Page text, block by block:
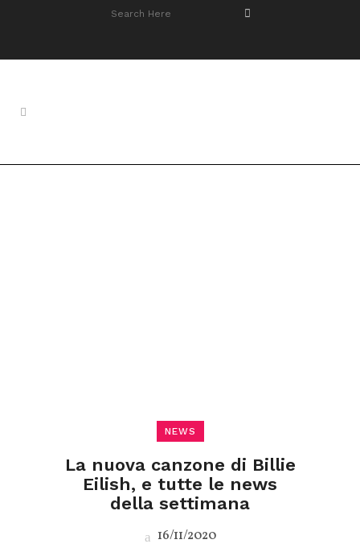
NEWS
La nuova canzone di Billie
Eilish, e tutte le news
della settimana
16/11/2020